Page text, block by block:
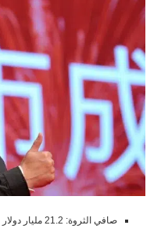
صافي الثروة: 21.2 مليار دولار